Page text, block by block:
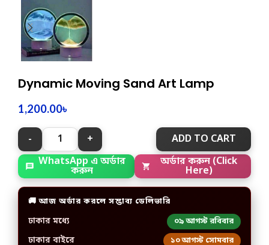
Dynamic Moving Sand Art Lamp
1,200.00৳
ADD TO CART
WhatsApp এ অর্ডার
করুন
অর্ডার করুন (Click
Here)
🚚 আজ অর্ডার করলে সম্ভাব্য ডেলিভারি
ঢাকার মধ্যে ০৯ আগস্ট রবিবার
ঢাকার বাইরে ১০ আগস্ট সোমবার